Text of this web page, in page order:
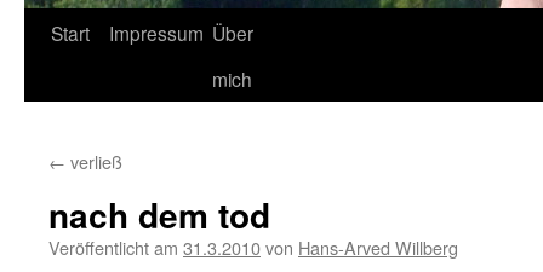
Start Impressum Über
mich
← verließ
nach dem tod
Veröffentlicht am 31.3.2010von Hans-Arved Willberg